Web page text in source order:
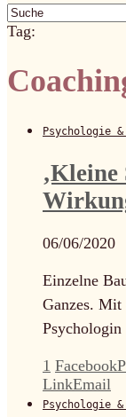
Tag:
Psychologie
06/06/2020
Einzelne
Ganzes.
1 Facebook
LinkEmail
Psychologie